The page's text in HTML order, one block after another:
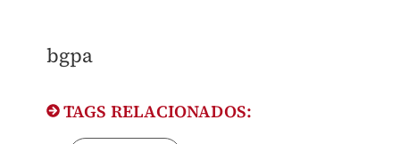
​bgpa
TAGS RELACIONADOS: